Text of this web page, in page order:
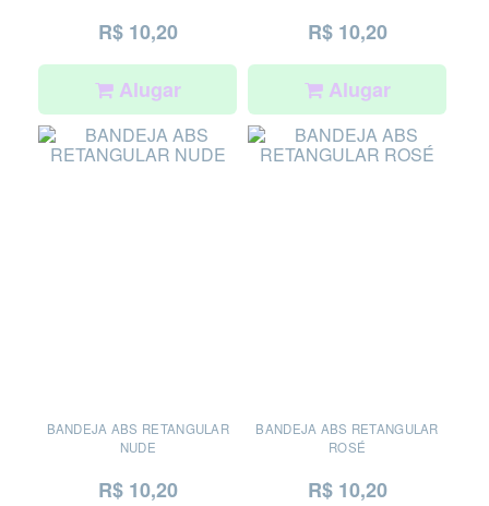
R$ 10,20
Alugar
R$ 10,20
Alugar
BANDEJA ABS RETANGULAR
NUDE
R$ 10,20
BANDEJA ABS RETANGULAR
ROSÉ
R$ 10,20